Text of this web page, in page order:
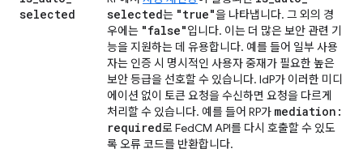
selected
selected는 "true"을 나타냅니다. 그 외의 경
우에는 "false"입니다. 이는 더 많은 보안 관련 기
능을 지원하는 데 유용합니다. 예를 들어 일부 사용
자는 인증 시 명시적인 사용자 중재가 필요한 높은
보안 등급을 선호할 수 있습니다. IdP가 이러한 미디
에이션 없이 토큰 요청을 수신하면 요청을 다르게
처리할 수 있습니다. 예를 들어 RP가 mediation:
required로 FedCM API를 다시 호출할 수 있도
록 오류 코드를 반환합니다.